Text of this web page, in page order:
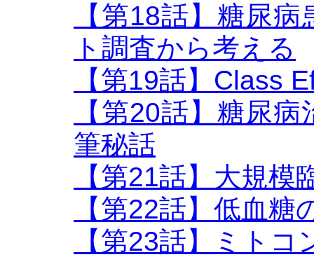
【第18話】糖尿
ト調査から考える
【第19話】Class
【第20話】糖尿
筆秘話
【第21話】大規
【第22話】低血糖
【第23話】ミト